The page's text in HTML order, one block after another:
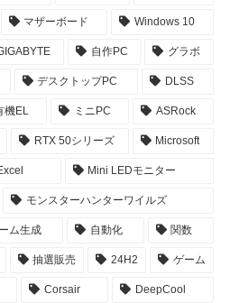
マザーボード Windows 10
自作PC グラボ
デスクトップPC DLSS
機EL ミニPC ASRock
RTX 50シリーズ Microsoft
Mini LEDモニター
モンスターハンターワイルズ
ム生成 自動化 関数
抽選販売 24H2 ゲーム
Corsair DeepCool